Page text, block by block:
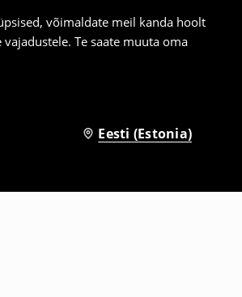
võimaldate meil kanda hoolt
Te saate muuta oma
Eesti (Estonia)